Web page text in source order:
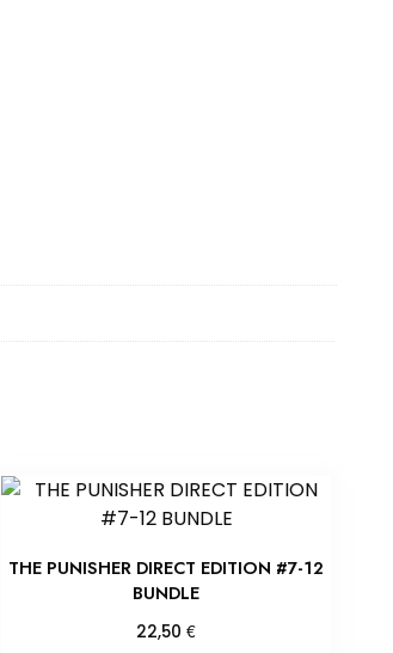
THE PUNISHER DIRECT EDITION #7-12
BUNDLE
22,50€